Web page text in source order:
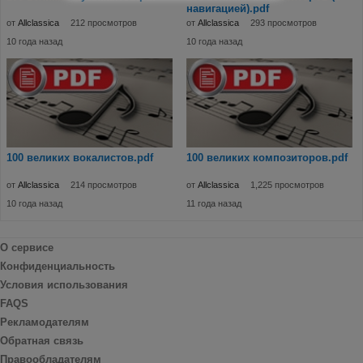
от Allclassica
212 просмотров
10 года назад
навигацией).pdf
от Allclassica
293 просмотров
10 года назад
100 великих вокалистов.pdf
от Allclassica
214 просмотров
10 года назад
100 великих композиторов.pdf
от Allclassica
1,225 просмотров
11 года назад
О сервисе
Конфиденциальность
Условия использования
FAQS
Рекламодателям
Обратная связь
Правообладателям